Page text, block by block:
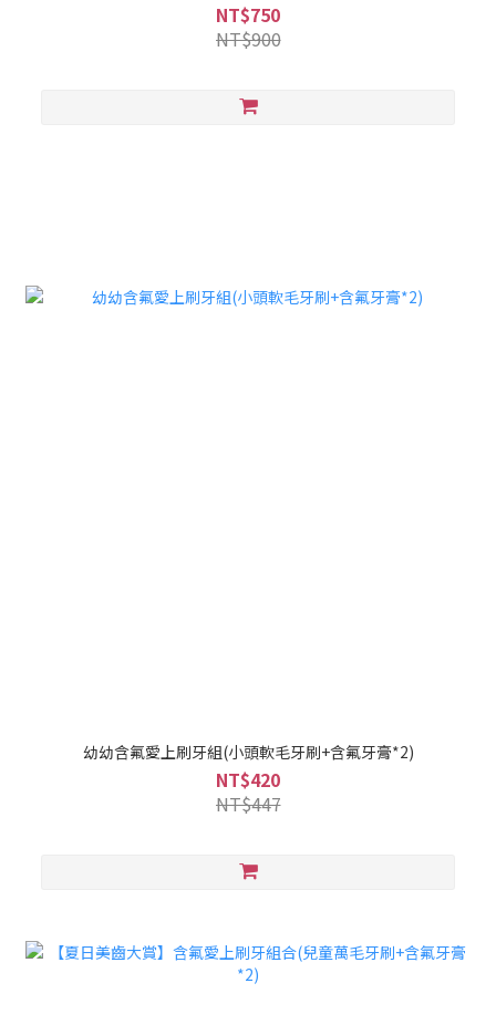
NT$750
NT$900
幼幼含氟愛上刷牙組(小頭軟毛牙刷+含氟牙膏*2)
NT$420
NT$447